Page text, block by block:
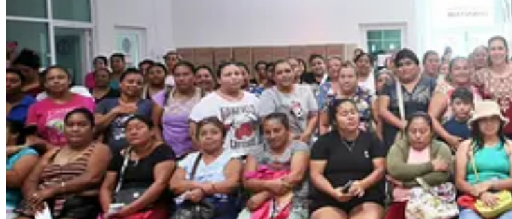
Compartir
Discusión sobre este post
Comentarios Restacks